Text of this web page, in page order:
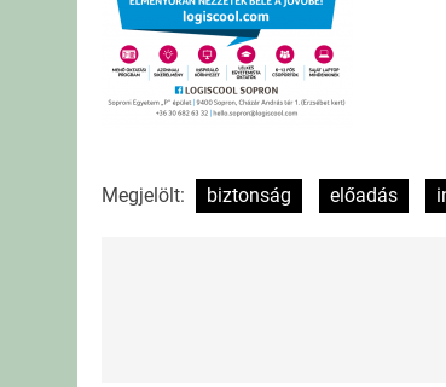
Megjelölt: biztonság előadás